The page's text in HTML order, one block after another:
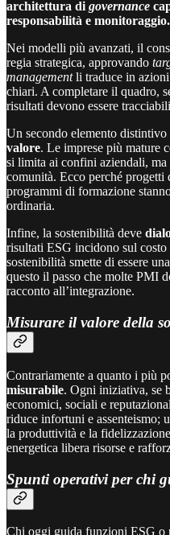
architettura digovernance
responsabilità e monitoraggio.
Nei modelli più avanzati, il
regia strategica, approvando
managementli traduce in
chiari. A completare il quadro,
risultati devono essere
Un secondo elemento distintivo
valore. Le imprese più mature
si limita ai confini aziendali,
comunità. Ecco perché progetti
programmi di formazione
ordinaria.
Infine, la sostenibilità deve
risultati ESG incidono sul costo
sostenibilità smette di essere
questo il passo che molte PMI
racconto all’integrazione.
Misurare il valore della
Contrariamente a quanto i più
misurabile. Ogni iniziativa, se
economici, sociali e
riduce infortuni e assenteismo;
la produttività e la
energetica libera risorse e
Spunti operativi per chi
Chi oggi guida funzioni ESG o